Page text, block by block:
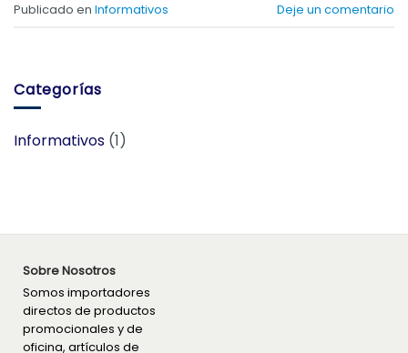
Publicado en Informativos Deje un comentario
Categorías
Informativos (1)
Sobre Nosotros
Somos importadores
directos de productos
promocionales y de
oficina, artículos de